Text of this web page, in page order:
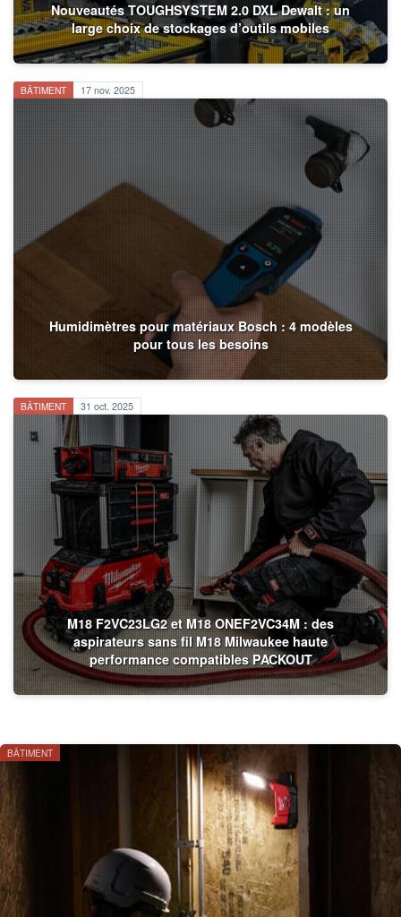
Nouveautés TOUGHSYSTEM 2.0 DXL Dewalt : un
large choix de stockages d’outils mobiles
BÂTIMENT 17 nov. 2025
Humidimètres pour matériaux Bosch : 4 modèles
pour tous les besoins
BÂTIMENT 31 oct. 2025
M18 F2VC23LG2 et M18 ONEF2VC34M : des
aspirateurs sans fil M18 Milwaukee haute
performance compatibles PACKOUT
BÂTIMENT